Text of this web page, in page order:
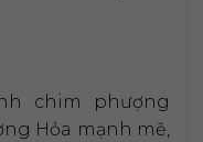
chim phượng
Hỏa mạnh mẽ,